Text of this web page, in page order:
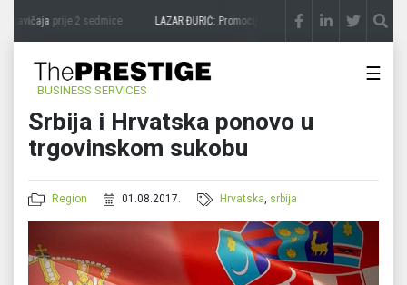
zavičajaprije 2 sedmice LAZAR ĐURIĆ: Promocija potencijal pretvara u destinaciju
BUSINESS SERVICES
☰
Srbija i Hrvatska ponovo u
trgovinskom sukobu
Region 01.08.2017. Hrvatska, srbija